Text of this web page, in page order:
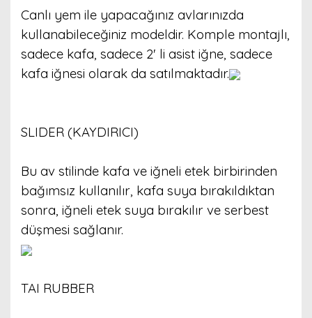
Canlı yem ile yapacağınız avlarınızda
kullanabileceğiniz modeldir. Komple montajlı,
sadece kafa, sadece 2' li asist iğne, sadece
kafa iğnesi olarak da satılmaktadır.
SLIDER (KAYDIRICI)
Bu av stilinde kafa ve iğneli etek birbirinden
bağımsız kullanılır, kafa suya bırakıldıktan
sonra, iğneli etek suya bırakılır ve serbest
düşmesi sağlanır.
TAI RUBBER